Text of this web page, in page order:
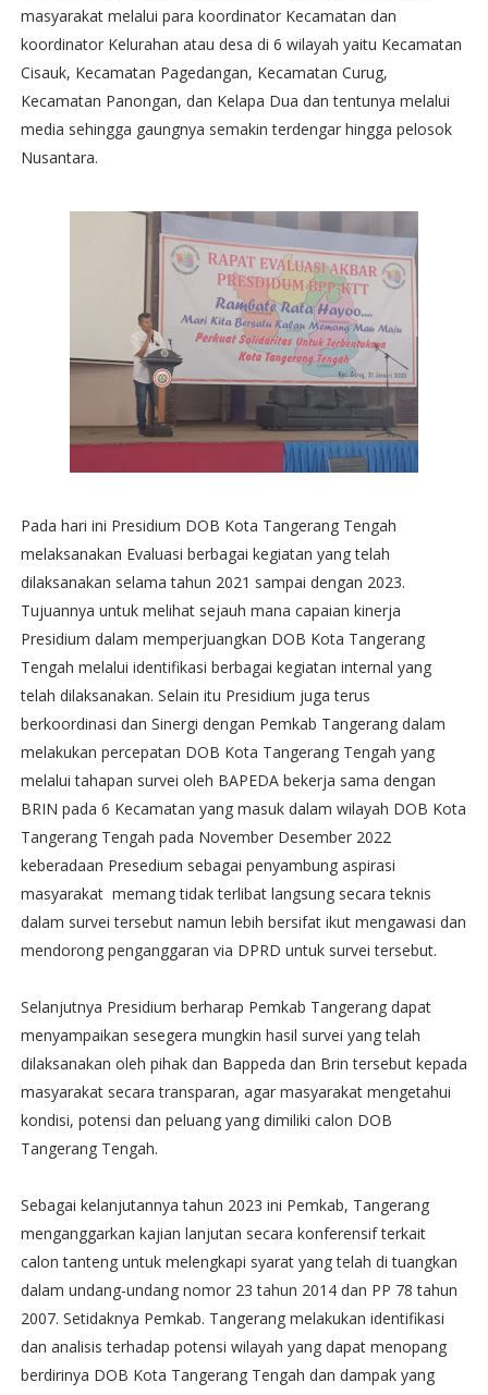
masyarakat melalui para koordinator Kecamatan dan
koordinator Kelurahan atau desa di 6 wilayah yaitu Kecamatan
Cisauk, Kecamatan Pagedangan, Kecamatan Curug,
Kecamatan Panongan, dan Kelapa Dua dan tentunya melalui
media sehingga gaungnya semakin terdengar hingga pelosok
Nusantara.
Pada hari ini Presidium DOB Kota Tangerang Tengah
melaksanakan Evaluasi berbagai kegiatan yang telah
dilaksanakan selama tahun 2021 sampai dengan 2023.
Tujuannya untuk melihat sejauh mana capaian kinerja
Presidium dalam memperjuangkan DOB Kota Tangerang
Tengah melalui identifikasi berbagai kegiatan internal yang
telah dilaksanakan. Selain itu Presidium juga terus
berkoordinasi dan Sinergi dengan Pemkab Tangerang dalam
melakukan percepatan DOB Kota Tangerang Tengah yang
melalui tahapan survei oleh BAPEDA bekerja sama dengan
BRIN pada 6 Kecamatan yang masuk dalam wilayah DOB Kota
Tangerang Tengah pada November Desember 2022
keberadaan Presedium sebagai penyambung aspirasi
masyarakat memang tidak terlibat langsung secara teknis
dalam survei tersebut namun lebih bersifat ikut mengawasi dan
mendorong penganggaran via DPRD untuk survei tersebut.
Selanjutnya Presidium berharap Pemkab Tangerang dapat
menyampaikan sesegera mungkin hasil survei yang telah
dilaksanakan oleh pihak dan Bappeda dan Brin tersebut kepada
masyarakat secara transparan, agar masyarakat mengetahui
kondisi, potensi dan peluang yang dimiliki calon DOB
Tangerang Tengah.
Sebagai kelanjutannya tahun 2023 ini Pemkab, Tangerang
menganggarkan kajian lanjutan secara konferensif terkait
calon tanteng untuk melengkapi syarat yang telah di tuangkan
dalam undang-undang nomor 23 tahun 2014 dan PP 78 tahun
2007. Setidaknya Pemkab. Tangerang melakukan identifikasi
dan analisis terhadap potensi wilayah yang dapat menopang
berdirinya DOB Kota Tangerang Tengah dan dampak yang